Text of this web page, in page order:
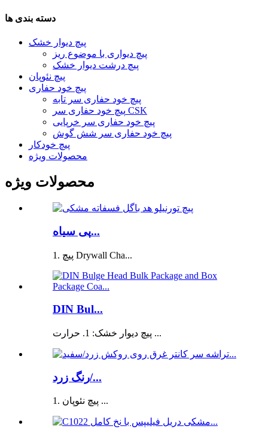
دسته بندی ها
پیچ دیوار خشک
پیچ دیواری با موضوع ریز
پیچ درشت دیوار خشک
پیچ نئوپان
پیچ خود حفاری
پیچ خود حفاری سر تابه
پیچ خود حفاری سر CSK
پیچ خود حفاری سر خرپایی
پیچ خود حفاری سر شش گوش
پیچ خودکار
محصولات ویژه
محصولات ویژه
پی سیاه...
1. پیچ Drywall Cha...
DIN Bul...
پیچ دیوار خشک: 1. حرارت ...
رنگ زرد/...
1. پیچ نئوپان ...